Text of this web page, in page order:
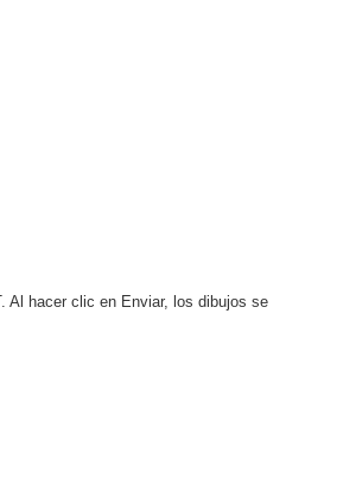
Al hacer clic en Enviar, los dibujos se